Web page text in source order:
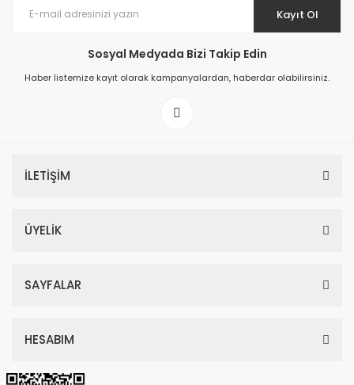
Prime ArtDECO Duvar Kağıdı Tutkalı 500 gr
199,00 TL
Kayıt Ol
Sosyal Medyada Bizi Takip Edin
Haber listemize kayıt olarak kampanyalardan, haberdar olabilirsiniz.
İLETİŞİM
ÜYELİK
SAYFALAR
HESABIM